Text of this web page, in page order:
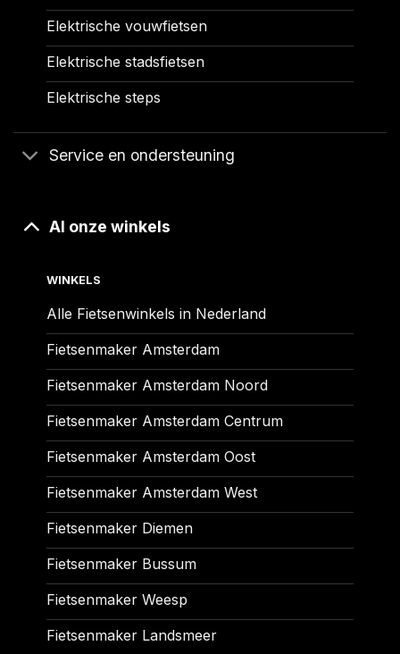
Elektrische vouwfietsen
Elektrische stadsfietsen
Elektrische steps
Service en ondersteuning
Al onze winkels
WINKELS
Alle Fietsenwinkels in Nederland
Fietsenmaker Amsterdam
Fietsenmaker Amsterdam Noord
Fietsenmaker Amsterdam Centrum
Fietsenmaker Amsterdam Oost
Fietsenmaker Amsterdam West
Fietsenmaker Diemen
Fietsenmaker Bussum
Fietsenmaker Weesp
Fietsenmaker Landsmeer